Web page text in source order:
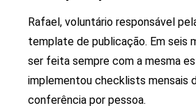
Rafael, voluntário responsável
template de publicação. Em seis
ser feita sempre com a mesma
implementou checklists mensais
conferência por pessoa.